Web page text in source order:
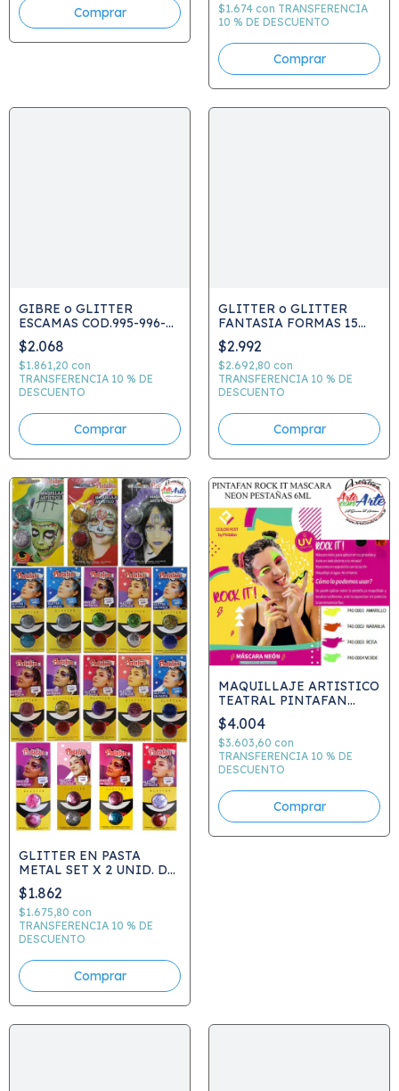
$1.674 con TRANSFERENCIA
10 % DE DESCUENTO
Comprar
GIBRE o GLITTER
ESCAMAS COD.995-996-
997 - ELEGIR COLOR
$2.068
$1.861,20 con
TRANSFERENCIA 10 % DE
DESCUENTO
Comprar
GLITTER o GLITTER
FANTASIA FORMAS 15
GRS. COD.994
$2.992
$2.692,80 con
TRANSFERENCIA 10 % DE
DESCUENTO
Comprar
GLITTER EN PASTA
METAL SET X 2 UNID. DE
2GRS C/U MAQUILLAJE
ARTISTICO TEATRAL
COD 0015
$1.862
$1.675,80 con
TRANSFERENCIA 10 % DE
DESCUENTO
Comprar
MAQUILLAJE ARTISTICO
TEATRAL PINTAFAN
ROCK IT MASCARA
NEON PESTA¾AS 6ML
COD 741
$4.004
$3.603,60 con
TRANSFERENCIA 10 % DE
DESCUENTO
Comprar